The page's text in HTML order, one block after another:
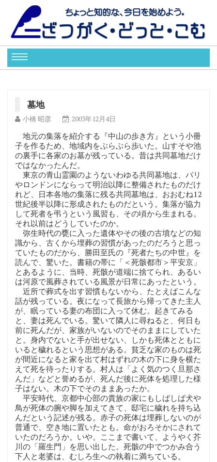
墓地
小橋 昭彦 2003年12月4日
地元の集落を紹介する『中山の歩き方』という小冊
子を作るため、地域内をぶらぶら歩いた。山すそや池
の裏手に各家のお墓が残っている。昔は共同墓地だけ
ではなかったんだ。
東京の青山霊園のようないわゆる共同墓地は、パリ
やロンドンにならって明治以降に整備されたものだけ
れど、日本各地の集落に残る共同墓地は、おおむね12
世紀後半以降に形成されたものだという。集落が協力
して死者を弔うという風習も、その頃から生まれる。
それ以前はどうしていたのか。
弥生時代の甕に入った遺体やその後の古墳などの知
識から、古くから埋葬の習慣があったのだろうと思っ
ていたものだから、勝田至氏の『死者たちの中世』を
読んで、驚いた。書籍の帯に「＜死骸都市＞平安京」
とあるように、当時、死骸が道端に捨てられ、あるい
は河原で風葬されている風景が日常にあったという。
近所で葬式を出す習慣もないから、たとえばこんな
話が残っている。夜になって長旅から帰ってきた主人
が、眠っている妻の布団に入って休む。起きてみる
と、妻は死んでいる。驚いて隣人に尋ねると、何日も
前に死んだが、家族がいないのでそのままにしていた
と。身内でないと手が出せない、しかも死体とともに
いると穢れるという思想がある。貧乏な家のものは死
が間近になると家を出て村はずれの木の下に身を横た
えて死を待ったりする。村人は「よく気のつく旦那さ
んだ」などと誉めるが、死んだ後に死体を処理した様
子はない。木の下でそのままあったか。
平安時代、京都中心部の貴族の家にもしばしば犬や
鳥が死体の腕や脚を加えてきて、邸宅に穢れを持ち込
んだという記述が残る。赤子の死体は埋葬しないのが
普通で、空き地に置いたとも。命がおろそかにされて
いたのだろうか。いや。ここまで書いて、ようやく芥
川の「羅生門」を思い出した。死骸の中でつかみ合う
下人と老婆は、むしろ生への執着に満ちている。